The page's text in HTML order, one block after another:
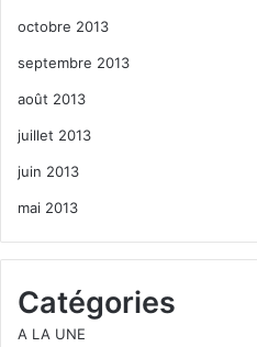
octobre 2013
septembre 2013
août 2013
juillet 2013
juin 2013
mai 2013
Catégories
A LA UNE